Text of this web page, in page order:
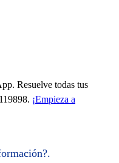
Resuelve todas tus
¡Empieza a